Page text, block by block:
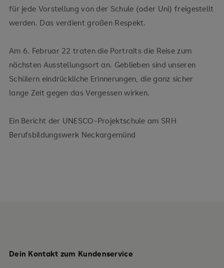
für jede Vorstellung von der Schule (oder Uni) freigestellt
werden. Das verdient großen Respekt.
Am 6. Februar 22 traten die Portraits die Reise zum
nächsten Ausstellungsort an. Geblieben sind unseren
Schülern eindrückliche Erinnerungen, die ganz sicher
lange Zeit gegen das Vergessen wirken.
Ein Bericht der UNESCO-Projektschule am SRH
Berufsbildungswerk Neckargemünd
Dein Kontakt zum Kundenservice